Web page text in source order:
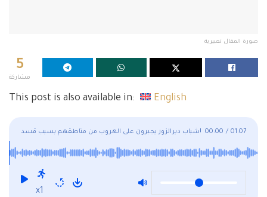
صورة المقال تعبيرية
5
مشاركة
This post is also available in: English
شباب ديرالزور يجبرون على الهروب من مناطقهم بسبب قسد! 00:00 / 01:07
x1